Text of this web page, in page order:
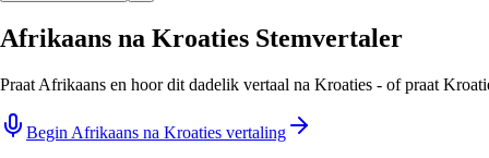
Afrikaans na Kroaties Stemvertaler
Praat Afrikaans en hoor dit dadelik vertaal na Kroaties - of praat
Begin Afrikaans na Kroaties vertaling